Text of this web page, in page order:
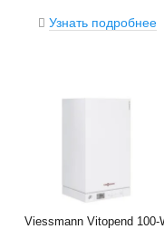
Узнать подробнее
Viessmann Vitopend 100-